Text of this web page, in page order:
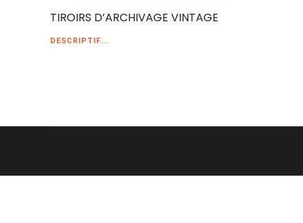
TIROIRS D’ARCHIVAGE VINTAGE
DESCRIPTIF...